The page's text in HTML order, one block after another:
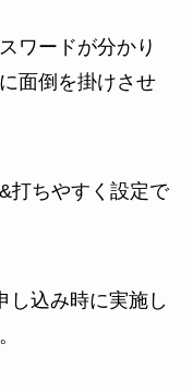
ワードが分かり
面倒を掛けさせ
打ちやすく設定で
し込み時に実施し